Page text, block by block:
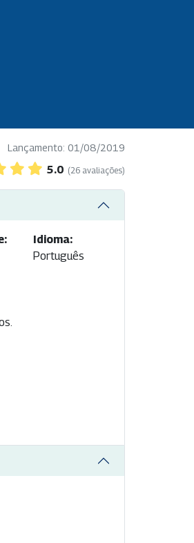
Lançamento: 01/08/2019
5.0 (26 avaliações)
Idioma:
Português